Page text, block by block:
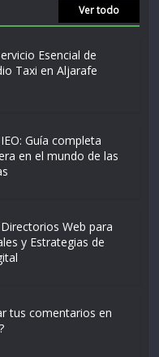
Ver todo
Esencial de
Taxi en Aljarafe
Guía completa
en el mundo de las
Web para
y Estrategias de
tus comentarios en